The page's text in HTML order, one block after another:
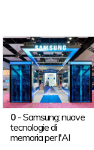
0 -Samsung: nuove
tecnologie di
memoria per l'AI